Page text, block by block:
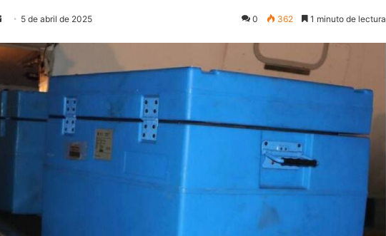
Send
email
5 de abril de 2025 0 362 1 minuto de lectura